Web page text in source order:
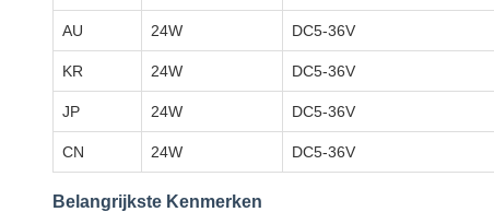
AU 24W DC5-36V
KR 24W DC5-36V
JP 24W DC5-36V
CN 24W DC5-36V
Belangrijkste Kenmerken